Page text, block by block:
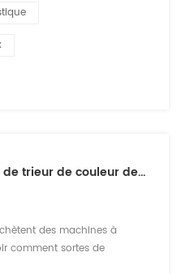
maintenir un travail de
trois avantages de trieur de couleur de type de ceinture
des machines à
comment sortes de